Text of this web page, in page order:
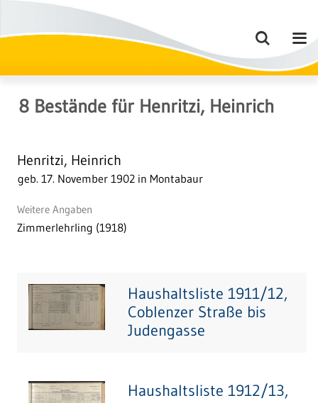
8 Bestände für Henritzi, Heinrich
Henritzi, Heinrich
geb. 17. November 1902 in Montabaur
Weitere Angaben
Zimmerlehrling (1918)
Haushaltsliste 1911/12,
Coblenzer Straße bis
Judengasse
Haushaltsliste 1912/13,